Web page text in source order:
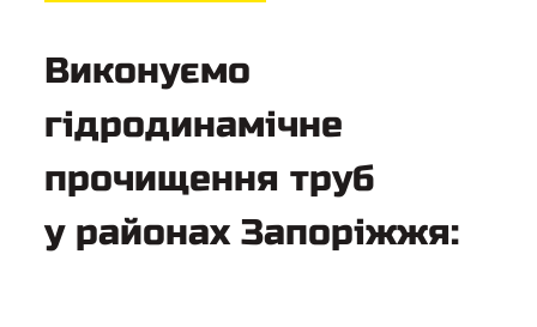
Виконуємо
гідродинамічне
прочищення труб
у районах Запоріжжя: